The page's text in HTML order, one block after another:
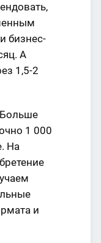
бизнес-
А
1,5-2
1 000
На
и